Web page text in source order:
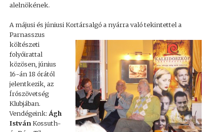
alelnökének.
A májusi és júniusi Kortársalgó a nyárra való tekintettel a
Parnasszus
költészeti
folyóirattal
közösen, június
16-án 18 órától
jelentkezik, az
Írószövetség
Klubjában.
Vendégeink: Ágh
IstvánKossuth-